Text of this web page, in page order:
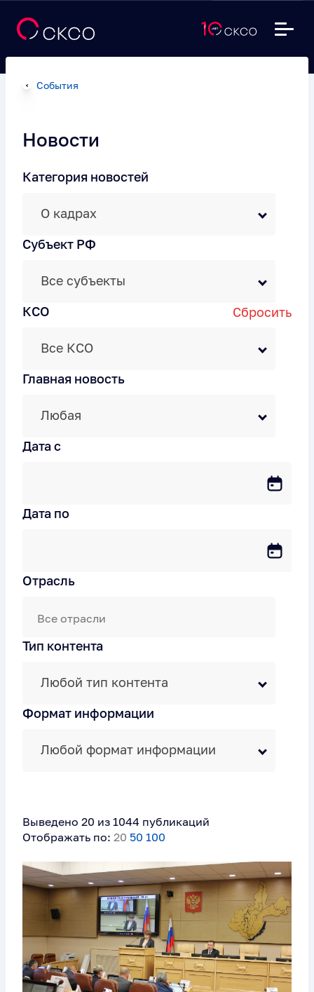
События
Новости
Категория новостей
О кадрах
Субъект РФ
Все субъекты
КСО
Сбросить
Все КСО
Главная новость
Любая
Дата c
Дата по
Отрасль
Тип контента
Любой тип контента
Формат информации
Любой формат информации
Выведено 20 из 1044 публикаций
Отображать по: 20 50 100